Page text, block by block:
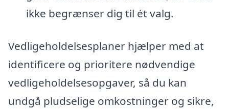
ikke begrænser dig til ét valg.
Vedligeholdelsesplaner hjælper med at
identificere og prioritere nødvendige
vedligeholdelsesopgaver, så du kan
undgå pludselige omkostninger og sikre,